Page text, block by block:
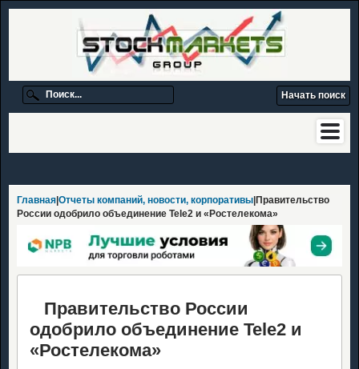
Главная Отчеты компаний, новости, корпоративы |Правительство
России одобрило объединение Tele2 и «Ростелекома»
Правительство России
одобрило объединение Tele2 и
«Ростелекома»